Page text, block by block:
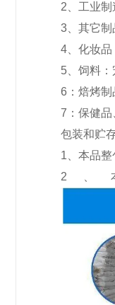
2、工业
3、其它
4、化妆
5、饲料
6：焙烤
7：保健
包装和贮
1、本品
2、